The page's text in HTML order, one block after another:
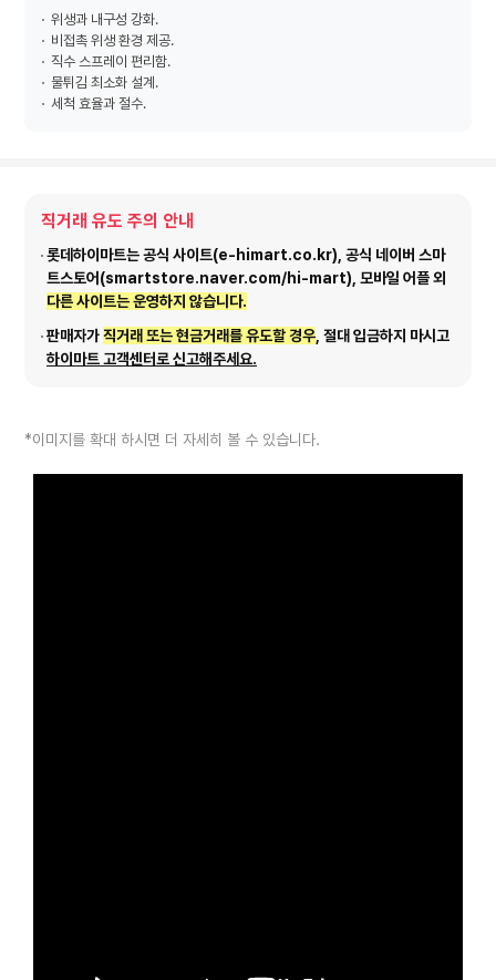
위생과 내구성 강화.
비접촉 위생 환경 제공.
직수 스프레이 편리함.
물튀김 최소화 설계.
세척 효율과 절수.
직거래 유도 주의 안내
롯데하이마트는 공식 사이트(e-himart.co.kr), 공식 네이버 스마
트스토어(smartstore.naver.com/hi-mart), 모바일 어플 외
다른 사이트는 운영하지 않습니다.
판매자가직거래 또는 현금거래를 유도할 경우 , 절대 입금하지 마시고
하이마트 고객센터로 신고해주세요.
*이미지를 확대 하시면 더 자세히 볼 수 있습니다.